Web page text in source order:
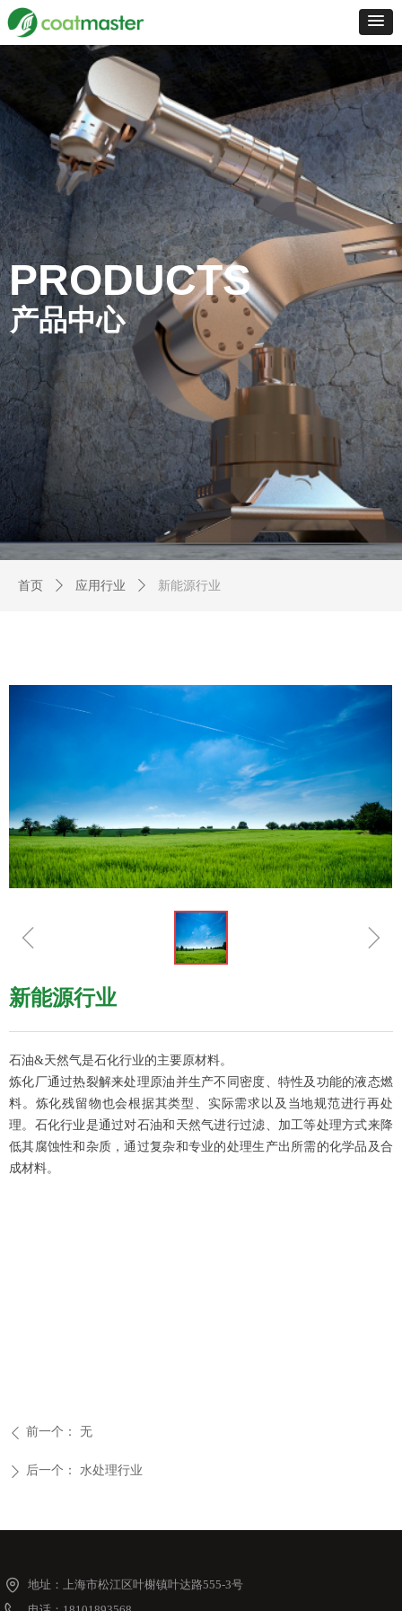
ꁆ ꁇ
新能源行业
石油&天然气是石化行业的主要原材料。
炼化厂通过热裂解来处理原油并生产不同密度、特性及功能的液态燃
料。炼化残留物也会根据其类型、实际需求以及当地规范进行再处
理。石化行业是通过对石油和天然气进行过滤、加工等处理方式来降
低其腐蚀性和杂质，通过复杂和专业的处理生产出所需的化学品及合
成材料。
首页 ꄲ 应用行业 ꄲ 新能源行业
ꄴ 前一个： 无
ꄲ 后一个： 水处理行业
PRODUCTS
产品中心
地址： 上海市松江区叶榭镇叶达路555-3号